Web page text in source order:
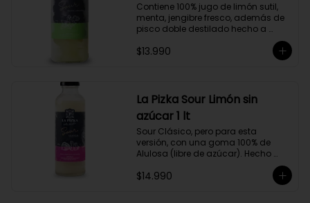
Contiene 100% jugo de limón sutil,
menta, jengibre fresco, además de
pisco doble destilado hecho a
Alejandría, Amarilla, Rosada y
$13.990
La Pizka Sour Limón sin
azúcar 1 lt
Sour Clásico, pero para esta
versión, con una goma 100% de
Alulosa (libre de azúcar). Hecho
100% con jugo de limón sutil y pisco
doble destilado de receta propia
hecho a partir de uva Moscatel de
$14.990